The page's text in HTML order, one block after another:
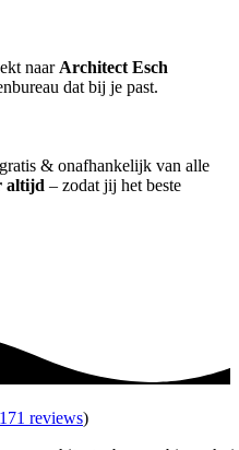
naar Architect Esch
dat bij je past.
& onafhankelijk van alle
altijd – zodat jij het beste
171 reviews)